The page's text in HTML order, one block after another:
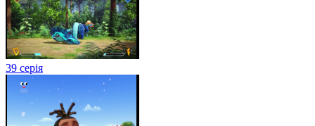
39 серія